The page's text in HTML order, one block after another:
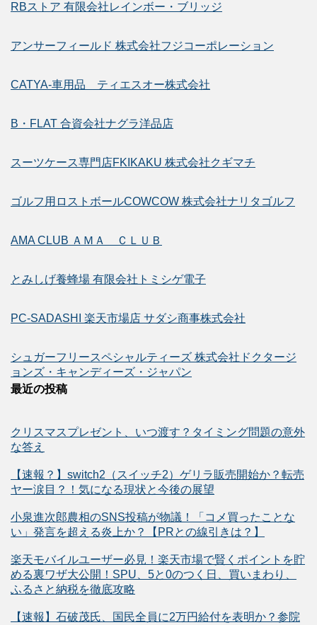
RBストア 有限会社レインボー・ブリッジ
アンサーフィールド 株式会社フジコーポレーション
CATYA-車用品 ティエスオー株式会社
B・FLAT 合資会社ナグラ洋品店
スーツケース専門店FKIKAKU 株式会社クギマチ
ゴルフ用ロストボールCOWCOW 株式会社ナリタゴルフ
AMA CLUB ＡＭＡ ＣＬＵＢ
とみしげ養蜂場 有限会社トミシゲ電子
PC-SADASHI 楽天市場店 サダシ商事株式会社
シュガーフリースペシャルティーズ 株式会社ドクタージ
ョンズ・キャンディーズ・ジャパン
最近の投稿
クリスマスプレゼント、いつ渡す？タイミング問題の意外
な答え
【速報？】switch2（スイッチ2）ゲリラ販売開始か？転売
ヤー涙目？！気になる現状と今後の展望
小泉進次郎農相のSNS投稿が物議！「コメ買ったことな
い」発言を超える炎上か？【PRとの線引きは？】
楽天モバイルユーザー必見！楽天市場で賢くポイントを貯
める裏ワザ大公開！SPU、5と0のつく日、買いまわり、
ふるさと納税を徹底攻略
【速報】石破茂氏、国民全員に2万円給付を表明か？参院